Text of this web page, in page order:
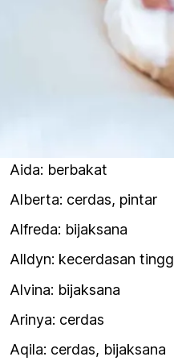
Aida: berbakat
Alberta: cerdas, pintar
Alfreda: bijaksana
Alldyn: kecerdasan
Alvina: bijaksana
Arinya: cerdas
Aqila: cerdas, bijaksana